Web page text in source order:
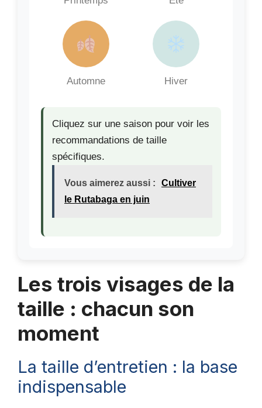
Automne Hiver
Cliquez sur une saison pour voir les
recommandations de taille
spécifiques.
Vous aimerez aussi :
Cultiver
le Rutabaga en juin
Les trois visages de la
taille : chacun son
moment
La taille d’entretien : la base
indispensable